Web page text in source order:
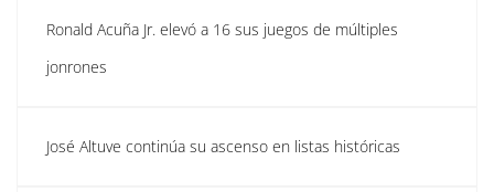
Ronald Acuña Jr. elevó a 16 sus juegos de múltiples
jonrones
José Altuve continúa su ascenso en listas históricas